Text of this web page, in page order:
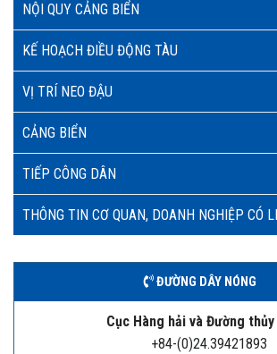
NỘI QUY CẢNG BIỂN
KẾ HOẠCH ĐIỀU ĐỘNG TÀU
VỊ TRÍ NEO ĐẬU
CẢNG BIỂN
TIẾP CÔNG DÂN
THÔNG TIN CƠ QUAN, DOANH NGHIỆP CÓ
ĐƯỜNG DÂY NÓNG
Cục Hàng hải và Đường thủy
+84-(0)24.39421893